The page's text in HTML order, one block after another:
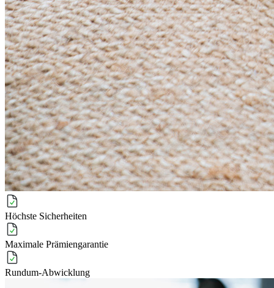
Höchste Sicherheiten
Maximale Prämiengarantie
Rundum-Abwicklung